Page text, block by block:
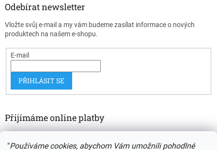
"Používáme cookies, abychom Vám umožnili pohodlné
Odebírat newsletter
Vložte svůj e-mail a my vám budeme zasílat informace o nových
produktech na našem e-shopu.
E-mail
PŘIHLÁSIT SE
Přijímáme online platby